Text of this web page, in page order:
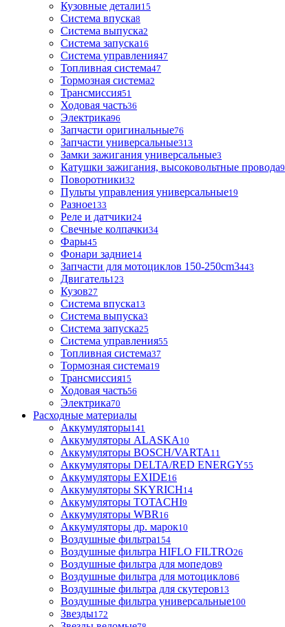
Кузовные детали15
Система впуска8
Система выпуска2
Система запуска16
Система управления47
Топливная система47
Тормозная система2
Трансмиссия51
Ходовая часть36
Электрика96
Запчасти оригинальные76
Запчасти универсальные313
Замки зажигания универсальные3
Катушки зажигания, высоковольтные провода9
Поворотники32
Пульты управления универсальные19
Разное133
Реле и датчики24
Свечные колпачки34
Фары45
Фонари задние14
Запчасти для мотоциклов 150-250cm3443
Двигатель123
Кузов27
Система впуска13
Система выпуска3
Система запуска25
Система управления55
Топливная система37
Тормозная система19
Трансмиссия15
Ходовая часть56
Электрика70
Расходные материалы
Аккумуляторы141
Аккумуляторы ALASKA 10
Аккумуляторы BOSCH/VARTA 11
Аккумуляторы DELTA/RED ENERGY55
Аккумуляторы EXIDE16
Аккумуляторы SKYRICH14
Аккумуляторы TOTACHI9
Аккумуляторы WBR 16
Аккумуляторы др. марок10
Воздушные фильтра154
Воздушные фильтра HIFLO FILTRO26
Воздушные фильтра для мопедов9
Воздушные фильтра для мотоциклов6
Воздушные фильтра для скутеров13
Воздушные фильтра универсальные100
Звезды172